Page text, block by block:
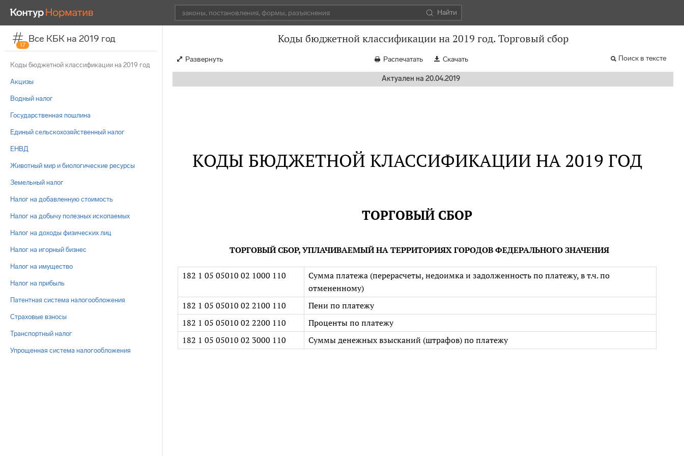
Найти
17
Все КБК на 2019 год
Коды бюджетной классификации на 2019 год
Акцизы
Водный налог
Государственная пошлина
Единый сельскохозяйственный налог
ЕНВД
Животный мир и биологические ресурсы
Земельный налог
Налог на добавленную стоимость
Налог на добычу полезных ископаемых
Налог на доходы физических лиц
Налог на игорный бизнес
Налог на имущество
Налог на прибыль
Патентная система налогообложения
Страховые взносы
Транспортный налог
Упрощенная система налогообложения
Коды бюджетной классификации на 2019 год. Торговый сбор
Развернуть Распечатать Скачать Поиск в тексте
Актуален на 20.04.2019
КОДЫ БЮДЖЕТНОЙ КЛАССИФИКАЦИИ НА 2019 ГОД
ТОРГОВЫЙ СБОР
ТОРГОВЫЙ СБОР, УПЛАЧИВАЕМЫЙ НА ТЕРРИТОРИЯХ ГОРОДОВ ФЕДЕРАЛЬНОГО ЗНАЧЕНИЯ
182 1 05 05010 02 1000 110
Сумма платежа (перерасчеты, недоимка и задолженность по платежу, в т.ч. по
отмененному)
182 1 05 05010 02 2100 110
Пени по платежу
182 1 05 05010 02 2200 110
Проценты по платежу
182 1 05 05010 02 3000 110
Суммы денежных взысканий (штрафов) по платежу